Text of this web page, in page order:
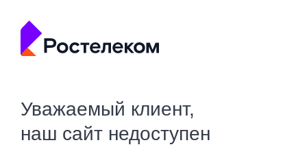
Уважаемый клиент,
наш сайт недоступен